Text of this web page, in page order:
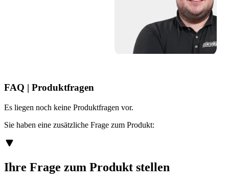
FAQ | Produktfragen
Es liegen noch keine Produktfragen vor.
Sie haben eine zusätzliche Frage zum Produkt:
Ihre Frage zum Produkt stellen